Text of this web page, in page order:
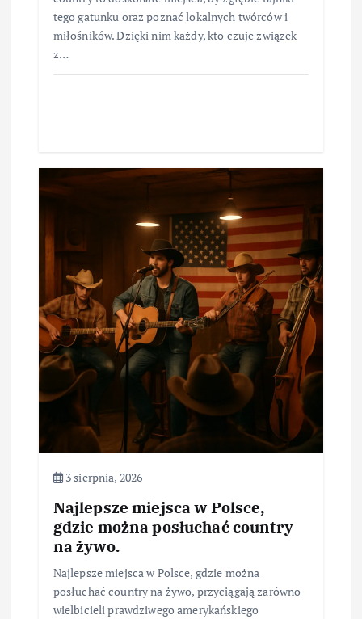
tego gatunku oraz poznać lokalnych twórców i
miłośników. Dzięki nim każdy, kto czuje związek
z…
3 sierpnia, 2026
Najlepsze miejsca w Polsce,
gdzie można posłuchać country
na żywo.
Najlepsze miejsca w Polsce, gdzie można
posłuchać country na żywo, przyciągają zarówno
wielbicieli prawdziwego amerykańskiego